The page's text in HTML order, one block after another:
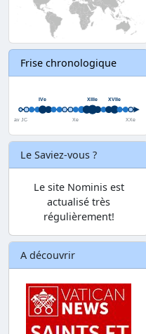
Frise chronologique
Le Saviez-vous ?
Le site Nominis est
actualisé très
régulièrement!
A découvrir